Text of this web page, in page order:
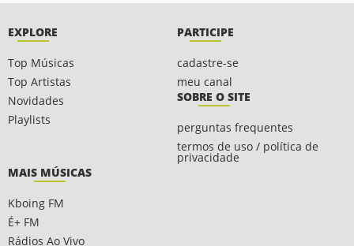
EXPLORE
Top Músicas
Top Artistas
Novidades
Playlists
PARTICIPE
cadastre-se
meu canal
SOBRE O SITE
perguntas frequentes
termos de uso / política de
privacidade
MAIS MÚSICAS
Kboing FM
É+ FM
Rádios Ao Vivo